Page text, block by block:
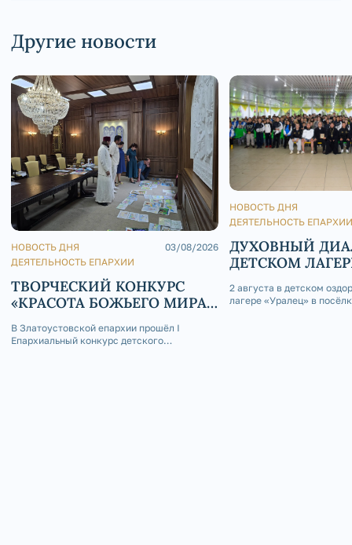
Другие новости
НОВОСТЬ ДНЯ
ДЕЯТЕЛЬНОСТЬ ЕПАРХИИ
03/08/2026
ТВОРЧЕСКИЙ КОНКУРС
«КРАСОТА БОЖЬЕГО МИРА
РОССИИ»
В Златоустовской епархии прошёл I
Епархиальный конкурс детского
НОВОСТЬ ДНЯ
ДЕЯТЕЛЬНОСТЬ ЕПАРХИИ
ДУХОВНЫЙ
ДЕТСКОМ
2 августа в детском
лагере «Уралец» в